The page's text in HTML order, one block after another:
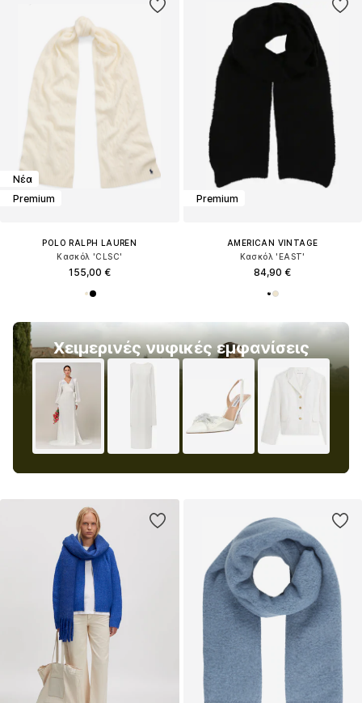
Νέα
Premium
POLO RALPH LAUREN
Κασκόλ 'CLSC'
155,00 €
Χειμερινές νυφικές εμφανίσεις
Premium
AMERICAN VINTAGE
Κασκόλ 'EAST'
84,90 €